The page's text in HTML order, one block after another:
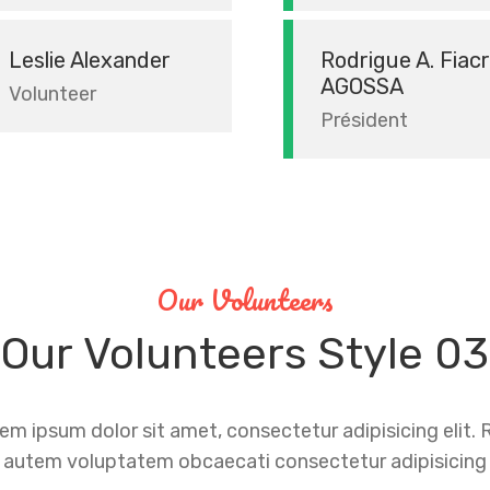
Leslie Alexander
Volunteer
Rodrigue A.
AGOSSA
Président
Our Volunteers
Our Volunteers Style 03
ipsum dolor sit amet, consectetur adipisicing elit.
autem voluptatem obcaecati consectetur adipisicing